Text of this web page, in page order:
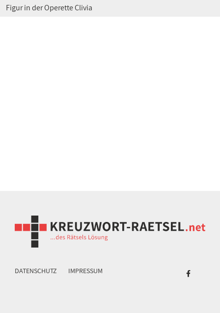
Figur in der Operette Clivia
DATENSCHUTZ IMPRESSUM